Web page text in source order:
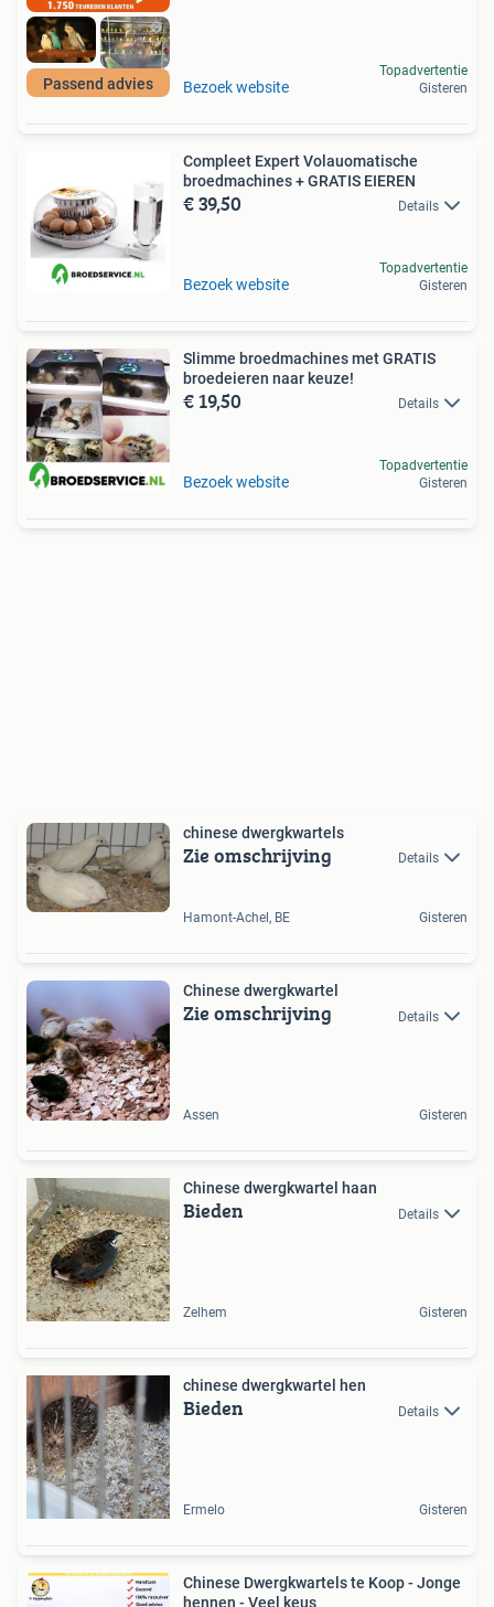
Passend advies Bezoek website
Topadvertentie
Gisteren
Compleet Expert Volauomatische
broedmachines + GRATIS EIEREN
€ 39,50 Details
Bezoek website
Topadvertentie
Gisteren
Slimme broedmachines met GRATIS
broedeieren naar keuze!
€ 19,50 Details
Bezoek website
Topadvertentie
Gisteren
chinese dwergkwartels
Zie omschrijving Details
Hamont-Achel, BE Gisteren
Chinese dwergkwartel
Zie omschrijving Details
Assen Gisteren
Chinese dwergkwartel haan
Bieden Details
Zelhem Gisteren
chinese dwergkwartel hen
Bieden Details
Ermelo Gisteren
Chinese Dwergkwartels te Koop - Jonge
hennen - Veel keus